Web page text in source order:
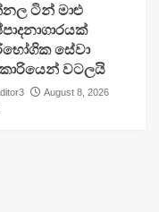
ටින් මාළු
සේවා
වටලයි
August 8, 2026